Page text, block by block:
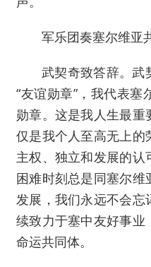
军乐团奏塞尔维亚
武契奇致答辞。武
“友谊勋章”，我代表
勋章。这是我人生最
仅是我个人至高无上
主权、独立和发展的
困难时刻总是同塞尔
发展，我们永远不会忘
续致力于塞中友好事业
命运共同体。